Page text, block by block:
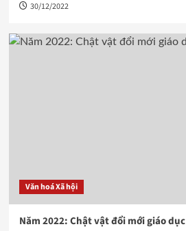
30/12/2022
Văn hoá Xã hội
Năm 2022: Chật vật đổi mới giáo dục